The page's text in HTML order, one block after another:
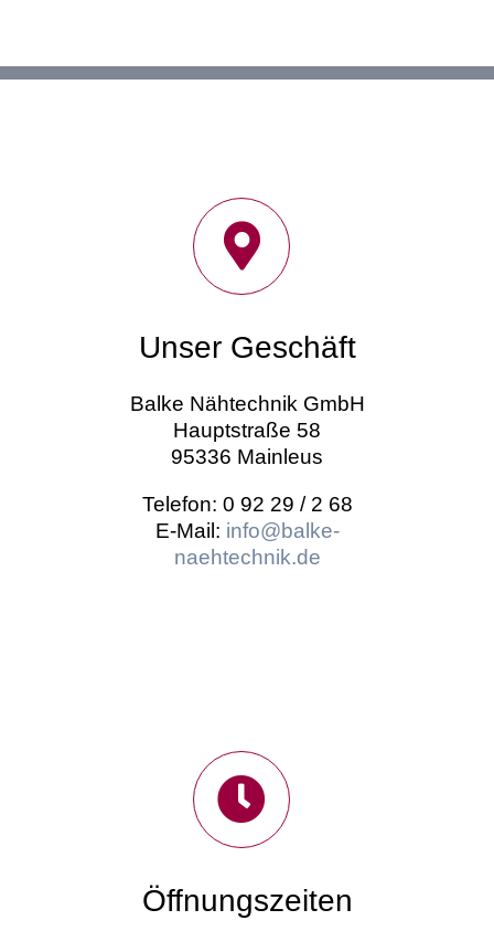
Unser Geschäft
Balke Nähtechnik GmbH
Hauptstraße 58
95336 Mainleus
Telefon: 0 92 29 / 2 68
E-Mail: info@balke-
naehtechnik.de
Öffnungszeiten